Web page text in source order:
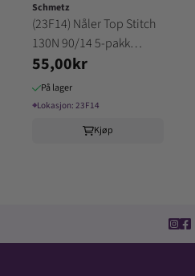
Schmetz
(23F14) Nåler Top Stitch
130N 90/14 5-pakk
SCHMETZ
55,00kr
På lager
⌖Lokasjon: 23F14
Kjøp